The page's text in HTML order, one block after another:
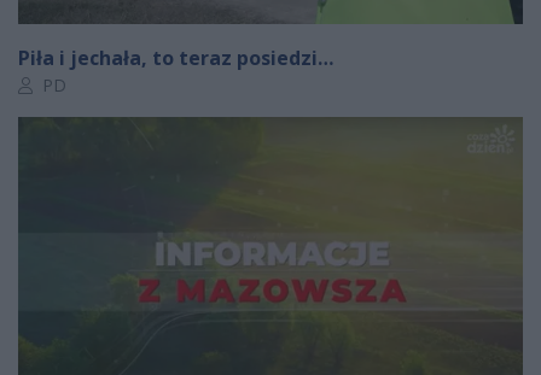
Piła i jechała, to teraz posiedzi…
Autor artykułu:
PD